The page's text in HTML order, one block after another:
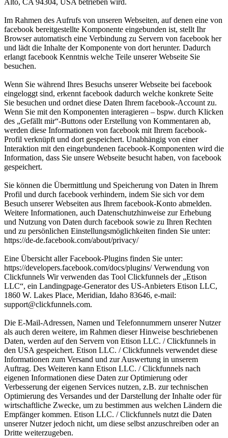
Alto, CA 94304, USA betrieben wird.
Im Rahmen des Aufrufs von unseren Webseiten, auf denen eine von
facebook bereitgestellte Komponente eingebunden ist, stellt Ihr
Browser automatisch eine Verbindung zu Servern von facebook her
und lädt die Inhalte der Komponente von dort herunter. Dadurch
erlangt facebook Kenntnis welche Teile unserer Webseite Sie
besuchen.
Wenn Sie während Ihres Besuchs unserer Webseite bei facebook
eingeloggt sind, erkennt facebook dadurch welche konkrete Seite
Sie besuchen und ordnet diese Daten Ihrem facebook-Account zu.
Wenn Sie mit den Komponenten interagieren – bspw. durch Klicken
des „Gefällt mir“-Buttons oder Erstellung von Kommentaren ab,
werden diese Informationen von facebook mit Ihrem facebook-
Profil verknüpft und dort gespeichert. Unabhängig von einer
Interaktion mit den eingebundenen facebook-Komponenten wird die
Information, dass Sie unsere Webseite besucht haben, von facebook
gespeichert.
Sie können die Übermittlung und Speicherung von Daten in Ihrem
Profil und durch facebook verhindern, indem Sie sich vor dem
Besuch unserer Webseiten aus Ihrem facebook-Konto abmelden.
Weitere Informationen, auch Datenschutzhinweise zur Erhebung
und Nutzung von Daten durch facebook sowie zu Ihren Rechten
und zu persönlichen Einstellungsmöglichkeiten finden Sie unter:
https://de-de.facebook.com/about/privacy/
Eine Übersicht aller Facebook-Plugins finden Sie unter:
https://developers.facebook.com/docs/plugins/ Verwendung von
Clickfunnels Wir verwenden das Tool Clickfunnels der „Etison
LLC“, ein Landingpage-Generator des US-Anbieters Etison LLC,
1860 W. Lakes Place, Meridian, Idaho 83646, e-mail:
support@clickfunnels.com.
Die E-Mail-Adressen, Namen und Telefonnummern unserer Nutzer
als auch deren weitere, im Rahmen dieser Hinweise beschriebenen
Daten, werden auf den Servern von Etison LLC. / Clickfunnels in
den USA gespeichert. Etison LLC. / Clickfunnels verwendet diese
Informationen zum Versand und zur Auswertung in unserem
Auftrag. Des Weiteren kann Etison LLC. / Clickfunnels nach
eigenen Informationen diese Daten zur Optimierung oder
Verbesserung der eigenen Services nutzen, z.B. zur technischen
Optimierung des Versandes und der Darstellung der Inhalte oder für
wirtschaftliche Zwecke, um zu bestimmen aus welchen Ländern die
Empfänger kommen. Etison LLC. / Clickfunnels nutzt die Daten
unserer Nutzer jedoch nicht, um diese selbst anzuschreiben oder an
Dritte weiterzugeben.